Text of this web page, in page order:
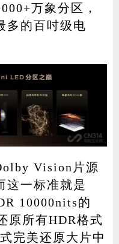
万象分区，
多的百吋级电
Vision片源
这一标准就是
10000nits的
原所有HDR格式
完美还原大片中